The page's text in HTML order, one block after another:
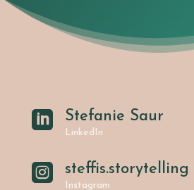
 Stefanie Saur
LinkedIn
 steffis.storytelling
Instagram